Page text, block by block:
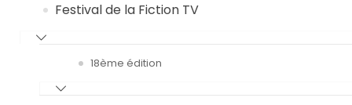
Festival de la Fiction TV
18ème édition